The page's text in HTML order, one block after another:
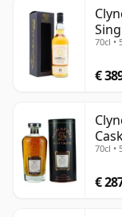
70cl •
€
70cl •
€